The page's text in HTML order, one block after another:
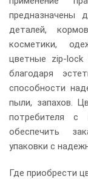
предназначены
деталей,
косметики,
цветные zip-
благодаря
способности
пыли, запахов.
потребителя с
обеспечить
упаковки с
Где приобрести